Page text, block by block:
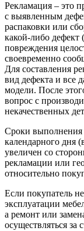
Рекламация – это
с выявленным
распаковки или
какой-либо дефект
повреждения
своевременно
Для составления
вид дефекта и все
модели. После
вопрос с
некачественных
Сроки выполнения
календарного дня
увеличен со
рекламации или
относительно
Если покупатель
эксплуатации
а ремонт или
осуществляться за